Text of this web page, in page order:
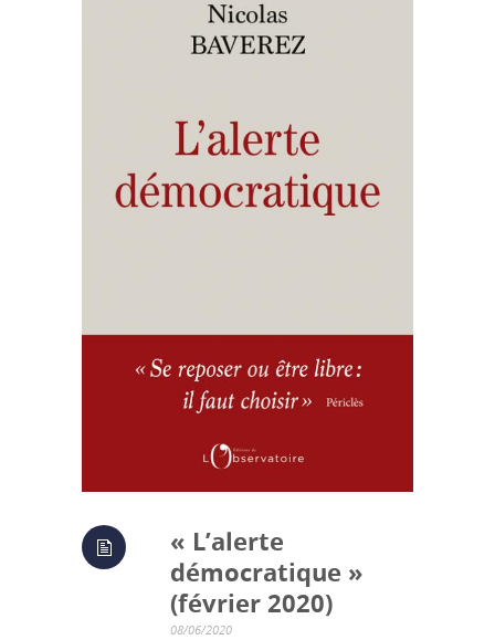
« L’alerte
démocratique »
(février 2020)
08/06/2020